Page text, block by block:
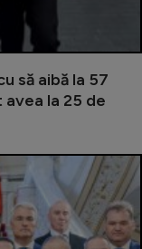
să aibă la 57
la 25 de